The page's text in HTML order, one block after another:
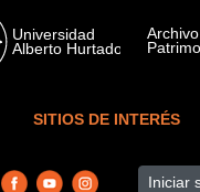
SITIOS DE INTERÉS
Iniciar